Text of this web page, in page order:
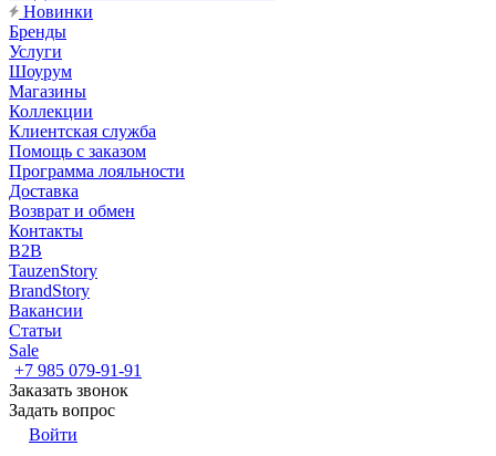
Новинки
Бренды
Услуги
Шоурум
Магазины
Коллекции
Клиентская служба
Помощь с заказом
Программа лояльности
Доставка
Возврат и обмен
Контакты
B2B
TauzenStory
BrandStory
Вакансии
Статьи
Sale
+7 985 079-91-91
Заказать звонок
Задать вопрос
Войти